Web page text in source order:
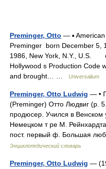
Preminger, Otto — ▪
Preminger born December 5,
1986, New York, N.Y., U.S.
Hollywood s Production Code
and brought… …
Universalium
Preminger, Otto Ludwig — •
(Preminger) Отто Людвиг (р.
продюсер. Учился в Венском
Немецком т ре М.
пост. первый ф. Большая
Энциклопедический словарь
Preminger, Otto Ludwig —